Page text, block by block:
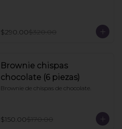
$290.00$320.00
Brownie chispas
chocolate (6 piezas)
Brownie de chispas de chocolate.
$150.00$170.00